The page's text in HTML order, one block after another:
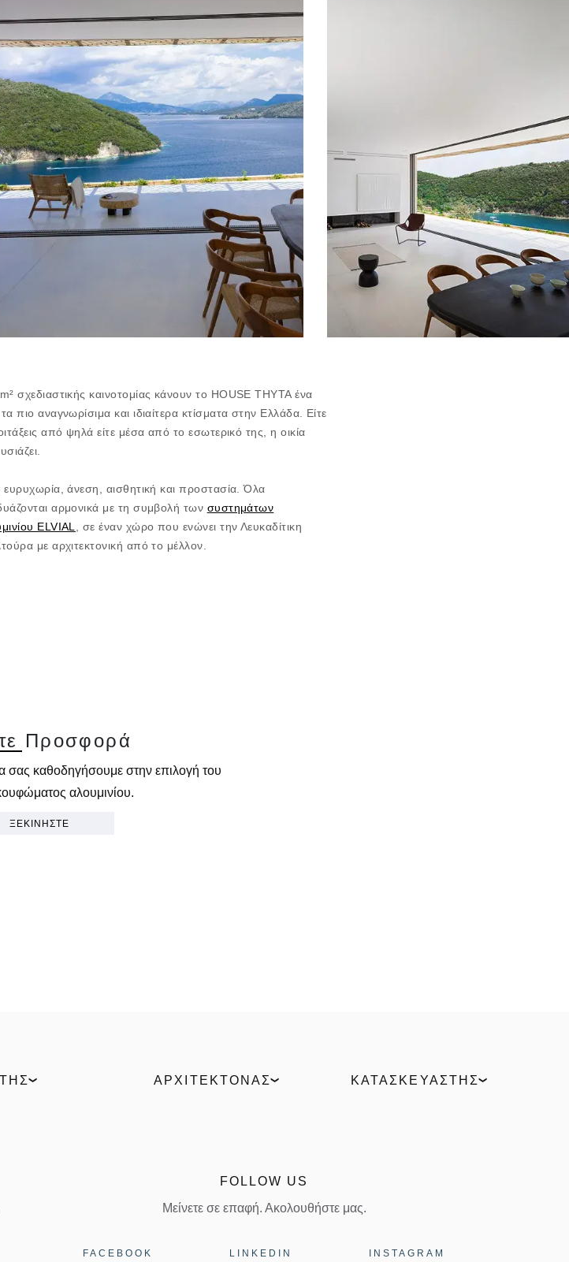
σχεδιαστικής καινοτομίας κάνουν το HOUSE THYTA ένα
πιο αναγνωρίσιμα και ιδιαίτερα κτίσματα στην Ελλάδα. Είτε
από ψηλά είτε μέσα από το εσωτερικό της, η οικία
άνεση, αισθητική και προστασία. Όλα
αρμονικά με τη συμβολή των συστημάτων
ELVIAL
, σε έναν χώρο που ενώνει την Λευκαδίτικη
με αρχιτεκτονική από το μέλλον.
ε Προσφορά
σας καθοδηγήσουμε στην επιλογή του
αλουμινίου.
ΞΕΚΙΝΗΣΤΕ
ΑΡΧΙΤΈΚΤΟΝΑΣ
Uw Calculator
ΚΑΤΑΣΚΕΥΑΣΤΉΣ
FOLLOW US
Μείνετε σε επαφή. Ακολουθήστε μας.
FACEBOOK LINKEDIN INSTAGRAM